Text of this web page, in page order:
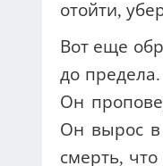
отойти,
Вот еще
до
Он
Он вырос в
смерть,